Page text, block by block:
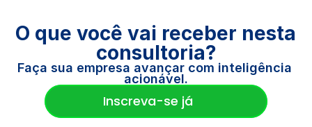
O que você vai receber nesta
consultoria?
Faça sua empresa avançar com inteligência
acionável.
Inscreva-se já